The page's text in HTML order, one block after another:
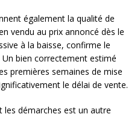
également la qualité de
vendu au prix annoncé dès le
à la baisse, confirme le
bien correctement estimé
premières semaines de mise
le délai de vente.
les démarches est un autre